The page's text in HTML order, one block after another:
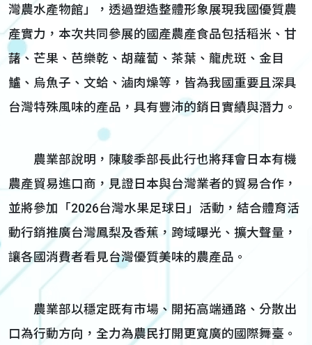
灣農水產物館」，透過塑造整體形象展現我國優質農
產實力，本次共同參展的國產農產食品包括稻米、甘
藷、芒果、芭樂乾、胡蘿蔔、茶葉、龍虎斑、金目
鱸、烏魚子、文蛤、滷肉燥等，皆為我國重要且深具
台灣特殊風味的產品，具有豐沛的銷日實績與潛力。
農業部說明，陳駿季部長此行也將拜會日本有機
農產貿易進口商，見證日本與台灣業者的貿易合作，
並將參加「2026台灣水果足球日」活動，結合體育活
動行銷推廣台灣鳳梨及香蕉，跨域曝光、擴大聲量，
讓各國消費者看見台灣優質美味的農產品。
農業部以穩定既有市場、開拓高端通路、分散出
口為行動方向，全力為農民打開更寬廣的國際舞臺。